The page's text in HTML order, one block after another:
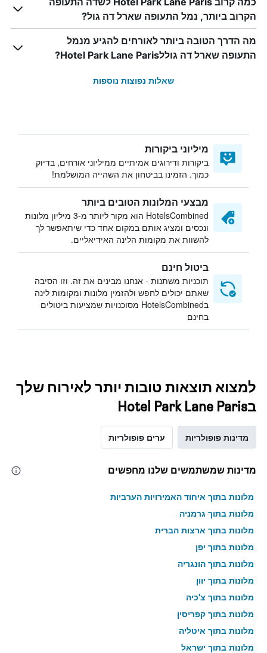
הקרוב ביותר, נמל התעופה שארל דה גול?
מה הדרך הטובה ביותר לאורחים להגיע מנמל
התעופה שארל דה גוללHotel Park Lane Paris?
שאלות נפוצות נוספות
מיליוני ביקורות
ביקורות ודירוגים אמיתיים ממיליוני אורחים, בדיוק
כמוך. הזמינו בביטחון את השהייה המושלמת!
מבצעי המלונות הטובים ביותר
HotelsCombined הוא מקור ליותר מ-3 מיליון מלונות
ונכסים ומציג אותם במקום אחד כדי שיתאפשר לך
להשוות את מקומות הלינה האידיאליים.
ביטול חינם
תוכניות משתנות - אנחנו מבינים את זה. וזו הסיבה
שאתם יכולים לחפש ולהזמין מלונות ומקומות לינה
בHotelsCombined מסוכנויות שמציעות ביטולים
בחינם
למצוא תוצאות טובות יותר לאירוח שלך
בHotel Park Lane Paris
מדינות פופולריות ערים פופולריות
מדינות שמשתמשים שלנו מחפשים
מלונות בתוך איחוד האמירויות הערביות
מלונות בתוך גרמניה
מלונות בתוך ארצות הברית
מלונות בתוך יפן
מלונות בתוך הונגריה
מלונות בתוך יוון
מלונות בתוך צ'כיה
מלונות בתוך קפריסין
מלונות בתוך איטליה
מלונות בתוך ישראל